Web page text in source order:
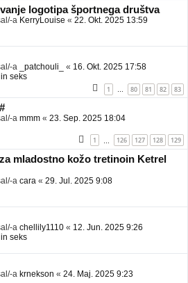
logotipa športnega društva
a KerryLouise « 22. Okt. 2025 13:59
a _patchouli_ « 16. Okt. 2025 17:58
seks
1 80 81 82 83
a mmm « 23. Sep. 2025 18:04
1 126 127 128 129
mladostno kožo tretinoin Ketrel
a cara « 29. Jul. 2025 9:08
a chellily1110 « 12. Jun. 2025 9:26
seks
a krnekson « 24. Maj. 2025 9:23